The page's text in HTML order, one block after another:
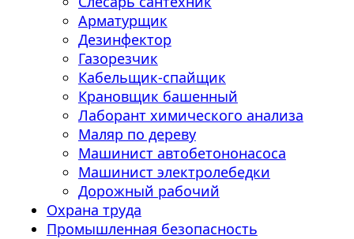
Арматурщик
Дезинфектор
Газорезчик
Кабельщик-спайщик
Крановщик башенный
Лаборант химического анализа
Маляр по дереву
Машинист автобетононасоса
Машинист электролебедки
Дорожный рабочий
Охрана труда
Промышленная безопасность